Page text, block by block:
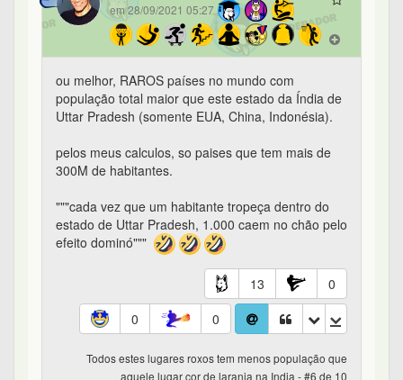
em 28/09/2021 05:27
ou melhor, RAROS países no mundo com
população total maior que este estado da Índia de
Uttar Pradesh (somente EUA, China, Indonésia).
pelos meus calculos, so paises que tem mais de
300M de habitantes.
"""cada vez que um habitante tropeça dentro do
estado de Uttar Pradesh, 1.000 caem no chão pelo
efeito dominó"""
13
0
0
0
Todos estes lugares roxos tem menos população que
aquele lugar cor de laranja na India - #6 de 10